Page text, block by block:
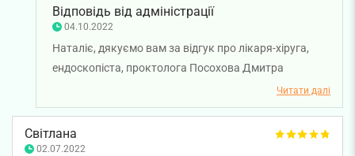
Відповідь від адміністрації
04.10.2022
Наталіє, дякуємо вам за відгук про лікаря-хіруга,
ендоскопіста, проктолога Посохова Дмитра
Миколайовича. Бажаємо вам міцного здоров'я!Читати далі
Світлана
02.07.2022